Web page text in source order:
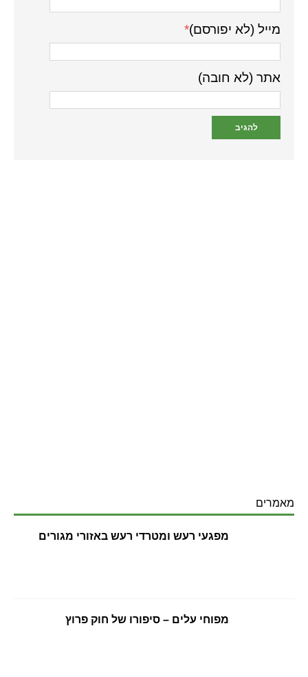
מייל (לא יפורסם)*
אתר (לא חובה)
מאמרים
מפגעי רעש ומטרדי רעש באזורי מגורים
מפוחי עלים – סיפורו של חוק פרוץ